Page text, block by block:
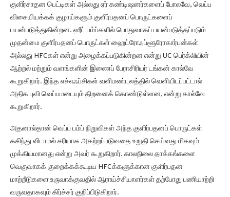
குளிர்சாதன பெட்டிகள் அல்லது ஏர் கண்டிஷனர்களைப் போலவே, வெப்ப
விசையியக்கக் குழாய்களும் குளிர்பதனப் பொருட்களைப்
பயன்படுத்துகின்றன. ஹீட் பம்ப்களில் பொதுவாகப் பயன்படுத்தப்படும்
முதன்மை குளிர்பதனப் பொருட்கள் ஹைட்ரோஃப்ளூரோகார்பன்கள்
அல்லது HFCகள் என்று அழைக்கப்படுகின்றன என்று UC பெர்க்லியின்
ஆற்றல் மற்றும் வளங்களின் இணைப் பேராசிரியர் டங்கன் கால்வே
கூறுகிறார். இந்த எச்எஃப்சிகள் வளிமண்டலத்தில் வெளியிடப்பட்டால்
அதிக புவி வெப்பமடையும் திறனைக் கொண்டுள்ளன, என்று கால்வே
கூறுகிறார்.
அதனால்தான் வெப்ப பம்ப் நிறுவிகள் அந்த குளிர்பதனப் பொருட்கள்
கசிந்து விடாமல் சரியாக அகற்றப்படுவதை உறுதி செய்வது மிகவும்
முக்கியமானது என்று அவர் கூறுகிறார். காலநிலை தாக்கங்களை
வெகுவாகக் குறைக்கக்கூடிய HFCக்களுக்கான குளிர்பதன
மாற்றீடுகளை உருவாக்குவதில் ஆராய்ச்சியாளர்கள் தற்போது பணியாற்றி
வருவதாகவும் கிர்ச்சர் குறிப்பிடுகிறார்.